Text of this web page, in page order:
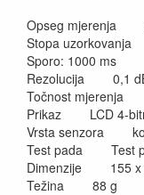
Opseg mjerenja
Stopa
Sporo: 1000 ms
Rezolucija 0,1
Točnost
Prikaz LCD 4-
Vrsta senzora
Test pada Test
Dimenzije 155 x
Težina 88 g